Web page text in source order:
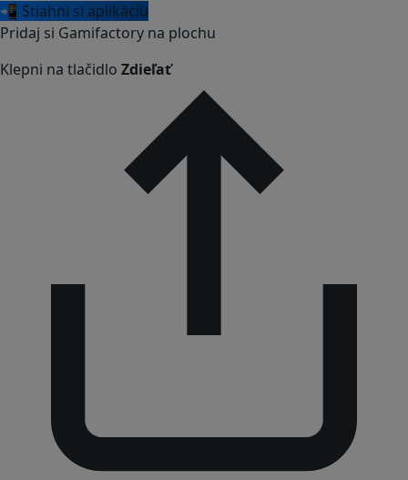
📲 Stiahni si aplikáciu
Pridaj si Gamifactory na plochu
Klepni na tlačidlo Zdieľať